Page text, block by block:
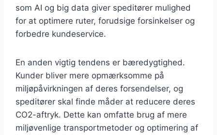
som AI og big data giver speditører mulighed
for at optimere ruter, forudsige forsinkelser og
forbedre kundeservice.
En anden vigtig tendens er bæredygtighed.
Kunder bliver mere opmærksomme på
miljøpåvirkningen af deres forsendelser, og
speditører skal finde måder at reducere deres
CO2-aftryk. Dette kan omfatte brug af mere
miljøvenlige transportmetoder og optimering af